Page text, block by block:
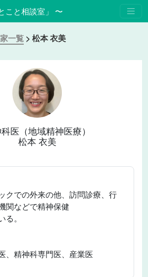
こと相談室」 〜
一覧 > 松本 衣美
医（地域精神医療）
松本 衣美
クでの外来の他、訪問診療、行
関などで精神保健
。
、精神科専門医、産業医